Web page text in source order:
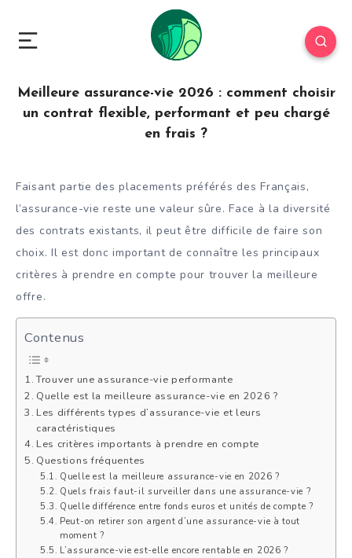
Meilleure assurance-vie 2026 : comment choisir
un contrat flexible, performant et peu chargé
en frais ?
Faisant partie des placements préférés des Français,
l’assurance-vie reste une valeur sûre. Face à la diversité
des contrats existants, il peut être difficile de faire son
choix. Il est donc important de connaître les principaux
critères à prendre en compte pour trouver la meilleure
offre.
Contenus
Trouver une assurance-vie performante
Quelle est la meilleure assurance-vie en 2026 ?
Les différents types d’assurance-vie et leurs
caractéristiques
Les critères importants à prendre en compte
Questions fréquentes
Quelle est la meilleure assurance-vie en 2026 ?
Quels frais faut-il surveiller dans une assurance-vie ?
Quelle différence entre fonds euros et unités de compte ?
Peut-on retirer son argent d’une assurance-vie à tout
moment ?
L’assurance-vie est-elle encore rentable en 2026 ?